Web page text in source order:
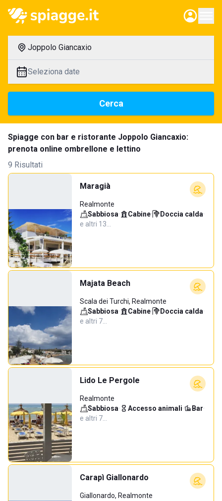
Joppolo Giancaxio
Seleziona date
Cerca
Spiagge con bar e ristorante Joppolo Giancaxio:
prenota online ombrellone e lettino
9 Risultati
Maragià
Realmonte
Sabbiosa· Cabine· Doccia calda·
e altri 13…
Majata Beach
Scala dei Turchi, Realmonte
Sabbiosa· Cabine· Doccia calda·
e altri 7…
Lido Le Pergole
Realmonte
Sabbiosa· Accesso animali· Bar·
e altri 7…
Carapì Giallonardo
Giallonardo, Realmonte